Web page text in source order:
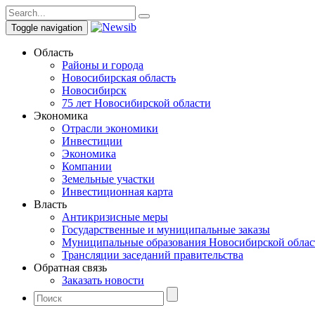
Toggle navigation
Область
Районы и города
Новосибирская область
Новосибирск
75 лет Новосибирской области
Экономика
Отрасли экономики
Инвестиции
Экономика
Компании
Земельные участки
Инвестиционная карта
Власть
Антикризисные меры
Государственные и муниципальные заказы
Муниципальные образования Новосибирской
Трансляции заседаний правительства
Обратная связь
Заказать новости